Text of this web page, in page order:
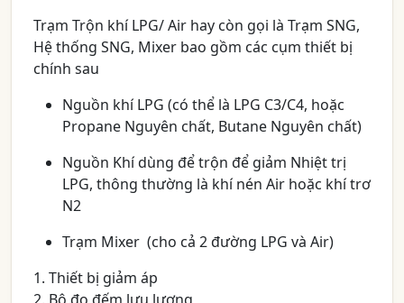
Trạm Trộn khí LPG/ Air hay còn gọi là Trạm SNG,
Hệ thống SNG, Mixer bao gồm các cụm thiết bị
chính sau
Nguồn khí LPG (có thể là LPG C3/C4, hoặc
Propane Nguyên chất, Butane Nguyên chất)
Nguồn Khí dùng để trộn để giảm Nhiệt trị
LPG, thông thường là khí nén Air hoặc khí trơ
N2
Trạm Mixer (cho cả 2 đường LPG và Air)
1. Thiết bị giảm áp
2. Bộ đo đếm lưu lượng